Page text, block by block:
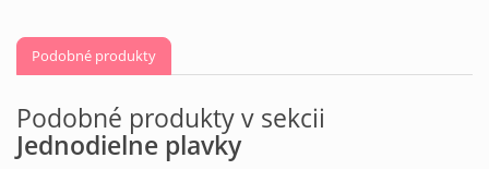
Podobné produkty
Podobné produkty v sekcii
Jednodielne plavky